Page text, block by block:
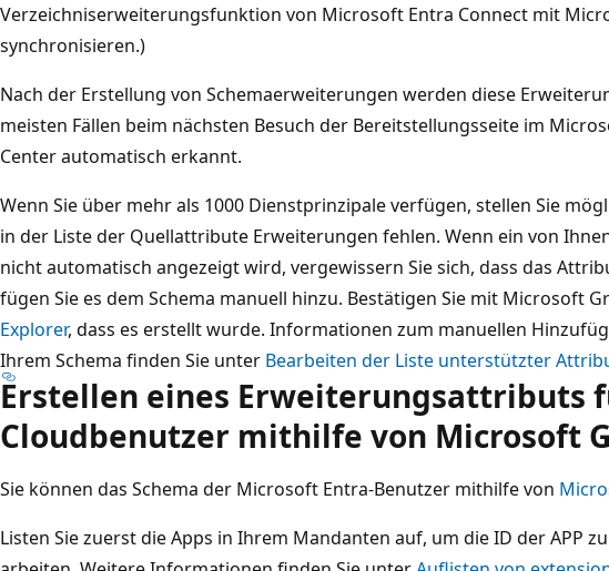
Verzeichniserweiterungsfunktion von Microsoft Entra Connect mit
synchronisieren.)
Nach der Erstellung von Schemaerweiterungen werden diese
meisten Fällen beim nächsten Besuch der Bereitstellungsseite im
Center automatisch erkannt.
Wenn Sie über mehr als 1000 Dienstprinzipale verfügen, stellen Sie
in der Liste der Quellattribute Erweiterungen fehlen. Wenn ein von
nicht automatisch angezeigt wird, vergewissern Sie sich, dass das
fügen Sie es dem Schema manuell hinzu. Bestätigen Sie mit Microsoft
Explorer, dass es erstellt wurde. Informationen zum manuellen
Ihrem Schema finden Sie unter Bearbeiten der Liste unterstützter
Erstellen eines Erweiterungsattributs
Cloudbenutzer mithilfe von Microsoft
Sie können das Schema der Microsoft Entra-Benutzer mithilfe von
Listen Sie zuerst die Apps in Ihrem Mandanten auf, um die ID der APP